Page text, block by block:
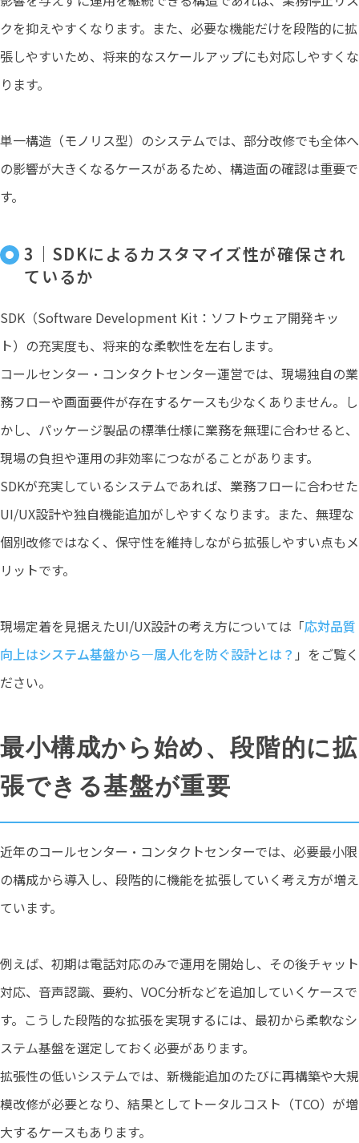
クを抑えやすくなります。また、必要な機能だけを段階的に拡
張しやすいため、将来的なスケールアップにも対応しやすくな
ります。
単一構造（モノリス型）のシステムでは、部分改修でも全体へ
の影響が大きくなるケースがあるため、構造面の確認は重要で
す。
3｜SDKによるカスタマイズ性が確保され
ているか
SDK（Software Development Kit：ソフトウェア開発キッ
ト）の充実度も、将来的な柔軟性を左右します。
コールセンター・コンタクトセンター運営では、現場独自の業
務フローや画面要件が存在するケースも少なくありません。し
かし、パッケージ製品の標準仕様に業務を無理に合わせると、
現場の負担や運用の非効率につながることがあります。
SDKが充実しているシステムであれば、業務フローに合わせた
UI/UX設計や独自機能追加がしやすくなります。また、無理な
個別改修ではなく、保守性を維持しながら拡張しやすい点もメ
リットです。
現場定着を見据えたUI/UX設計の考え方については「応対品質
向上はシステム基盤から―属人化を防ぐ設計とは？ 」をご覧く
ださい。
最小構成から始め、段階的に拡
張できる基盤が重要
近年のコールセンター・コンタクトセンターでは、必要最小限
の構成から導入し、段階的に機能を拡張していく考え方が増え
ています。
例えば、初期は電話対応のみで運用を開始し、その後チャット
対応、音声認識、要約、VOC分析などを追加していくケースで
す。こうした段階的な拡張を実現するには、最初から柔軟なシ
ステム基盤を選定しておく必要があります。
拡張性の低いシステムでは、新機能追加のたびに再構築や大規
模改修が必要となり、結果としてトータルコスト（TCO）が増
大するケースもあります。